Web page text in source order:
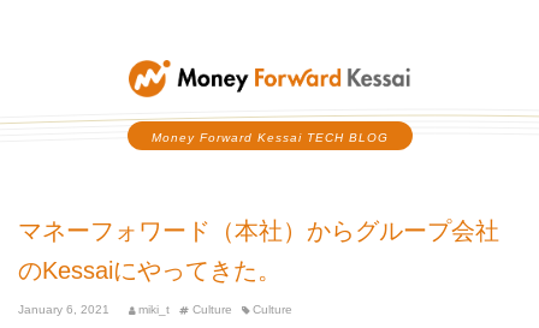
Money Forward Kessai
Money Forward Kessai TECH BLOG
マネーフォワード（本社）からグループ会社
のKessaiにやってきた。
January 6, 2021 miki_t Culture Culture